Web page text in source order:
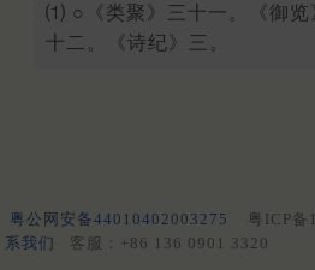
⑴ ○《类聚》三十一。《御览
十二。《诗纪》三。
粤公网安备44010402003275 粤ICP备
系我们
客服：+86 136 0901 3320